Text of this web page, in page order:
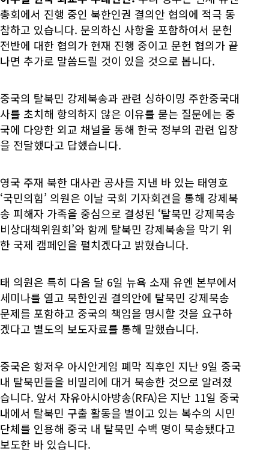
총회에서 진행 중인 북한인권 결의안 협의에 적극 동
참하고 있습니다. 문의하신 사항을 포함하여서 문헌
전반에 대한 협의가 현재 진행 중이고 문헌 협의가 끝
나면 추가로 말씀드릴 것이 있을 것으로 봅니다.
중국의 탈북민 강제북송과 관련 싱하이밍 주한중국대
사를 초치해 항의하지 않은 이유를 묻는 질문에는 중
국에 다양한 외교 채널을 통해 한국 정부의 관련 입장
을 전달했다고 답했습니다.
영국 주재 북한 대사관 공사를 지낸 바 있는 태영호
‘국민의힘’ 의원은 이날 국회 기자회견을 통해 강제북
송 피해자 가족을 중심으로 결성된 ‘탈북민 강제북송
비상대책위원회’와 함께 탈북민 강제북송을 막기 위
한 국제 캠페인을 펼치겠다고 밝혔습니다.
태 의원은 특히 다음 달 6일 뉴욕 소재 유엔 본부에서
세미나를 열고 북한인권 결의안에 탈북민 강제북송
문제를 포함하고 중국의 책임을 명시할 것을 요구하
겠다고 별도의 보도자료를 통해 말했습니다.
중국은 항저우 아시안게임 폐막 직후인 지난 9일 중국
내 탈북민들을 비밀리에 대거 북송한 것으로 알려졌
습니다. 앞서 자유아시아방송(RFA)은 지난 11일 중국
내에서 탈북민 구출 활동을 벌이고 있는 복수의 시민
단체를 인용해 중국 내 탈북민 수백 명이 북송됐다고
보도한 바 있습니다.